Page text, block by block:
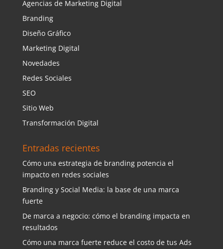
Agencias de Marketing Digital
Branding
Diseño Gráfico
Marketing Digital
Novedades
Redes Sociales
SEO
Sitio Web
Transformación Digital
Entradas recientes
Cómo una estrategia de branding potencia el
impacto en redes sociales
Branding y Social Media: la base de una marca
fuerte
De marca a negocio: cómo el branding impacta en
resultados
Cómo una marca fuerte reduce el costo de tus Ads